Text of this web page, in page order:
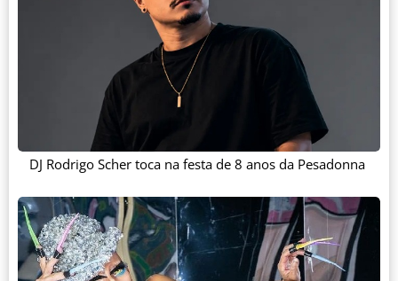
DJ Rodrigo Scher toca na festa de 8 anos da Pesadonna